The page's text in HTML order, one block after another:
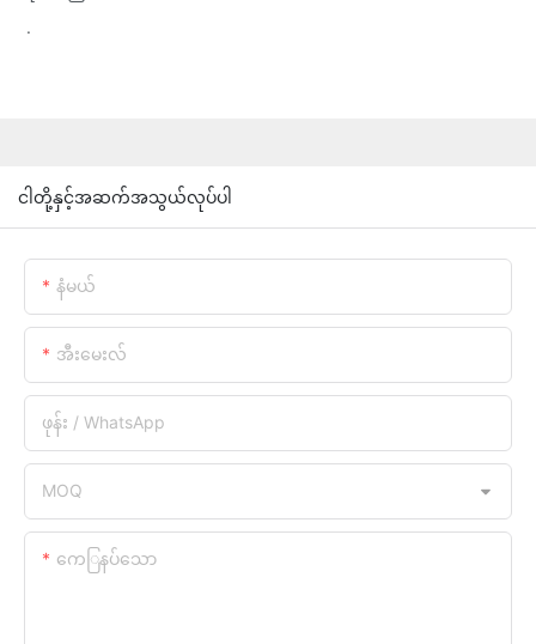
.
ငါတို့နှင့်အဆက်အသွယ်လုပ်ပါ
နံမယ်
အီးမေးလ်
ဖုန်း / WhatsApp
MOQ
ကေြနပ်သော